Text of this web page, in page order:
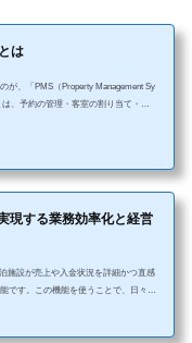
は
が、「PMS（Property Management Sy
、予約の管理・客室の割り当て・顧
現する業務効率化と経営
施設が売上や入金状況を詳細かつ直感
です。この機能を使うことで、日々の